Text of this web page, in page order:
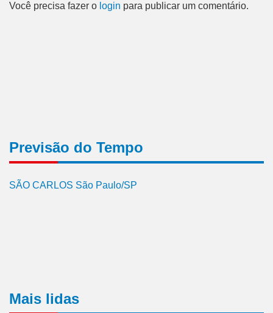
Você precisa fazer o login para publicar um comentário.
Previsão do Tempo
SÃO CARLOS São Paulo/SP
Mais lidas